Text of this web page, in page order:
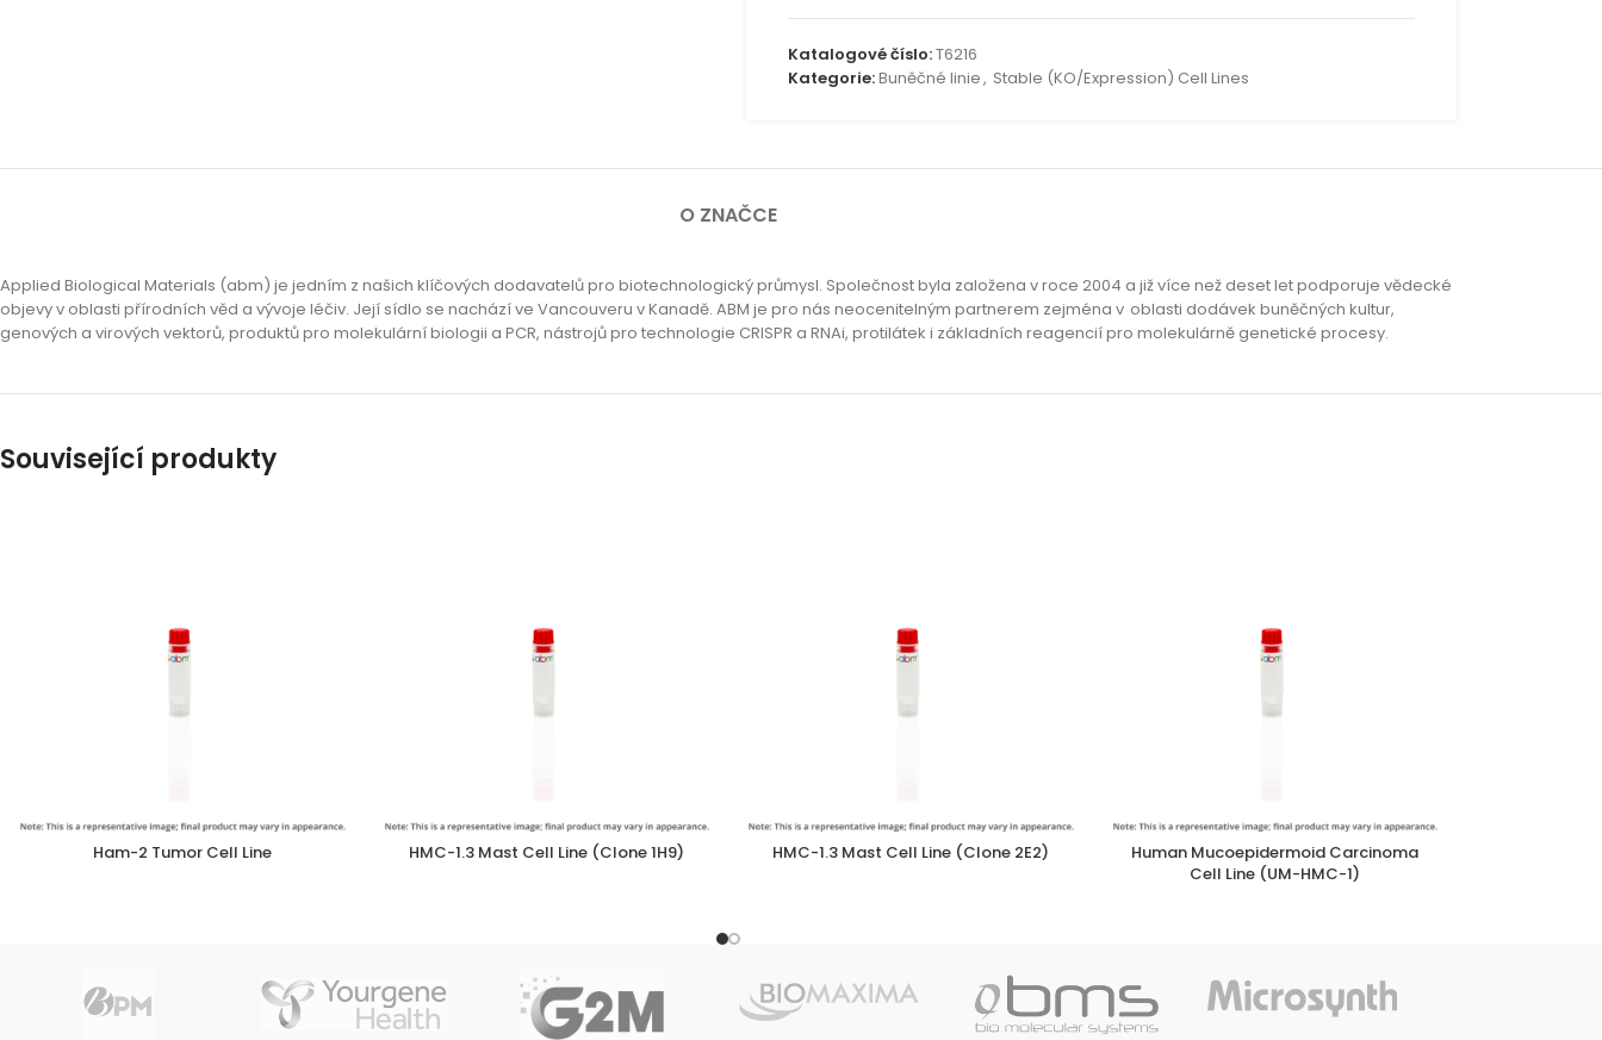
Katalogové číslo:T6216
Kategorie:Buněčné linie, Stable (KO/Expression) Cell Lines
O ZNAČCE
Applied Biological Materials (abm) je jedním z našich klíčových dodavatelů pro biotechnologický průmysl. Společnost byla založena v roce 2004 a již více než deset let podporuje vědecké
objevy v oblasti přírodních věd a vývoje léčiv. Její sídlo se nachází ve Vancouveru v Kanadě. ABM je pro nás neocenitelným partnerem zejména v oblasti dodávek buněčných kultur,
genových a virových vektorů, produktů pro molekulární biologii a PCR, nástrojů pro technologie CRISPR a RNAi, protilátek i základních reagencií pro molekulárně genetické procesy.
Související produkty
Ham-2 Tumor Cell Line HMC-1.3 Mast Cell Line (Clone 1H9) HMC-1.3 Mast Cell Line (Clone 2E2)
Human Mucoepidermoid Carcinoma
Cell Line (UM-HMC-1)